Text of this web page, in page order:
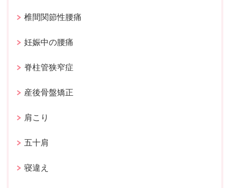
椎間関節性腰痛
妊娠中の腰痛
脊柱管狭窄症
産後骨盤矯正
肩こり
五十肩
寝違え